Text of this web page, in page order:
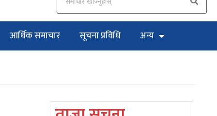
आर्थिक समाचार सूचना प्रविधि अन्य